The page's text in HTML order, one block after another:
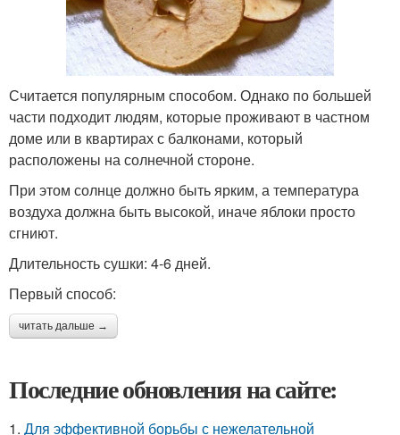
Считается популярным способом. Однако по большей
части подходит людям, которые проживают в частном
доме или в квартирах с балконами, который
расположены на солнечной стороне.
При этом солнце должно быть ярким, а температура
воздуха должна быть высокой, иначе яблоки просто
сгниют.
Длительность сушки: 4-6 дней.
Первый способ:
читать дальше →
Последние обновления на сайте:
1. Для эффективной борьбы с нежелательной